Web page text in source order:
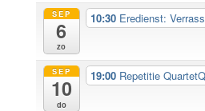
SEP
6
zo
10:30 Eredienst:
SEP
10
do
19:00 Repetitie QuartetQ